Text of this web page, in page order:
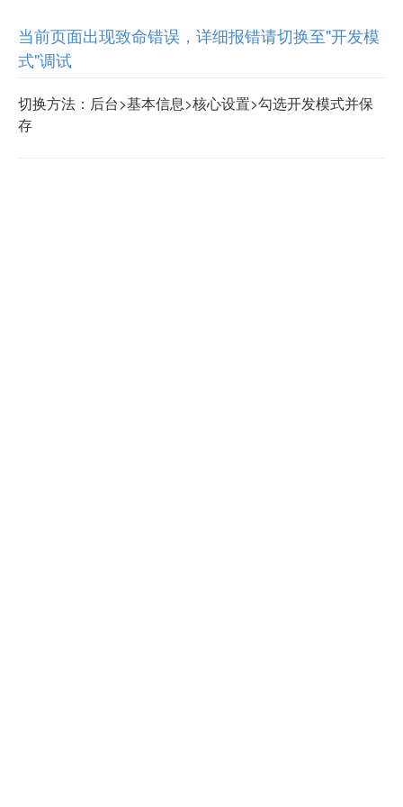
当前页面出现致命错误，详细报错请切换至"开发模
式"调试
切换方法：后台>基本信息>核心设置>勾选开发模式并保
存